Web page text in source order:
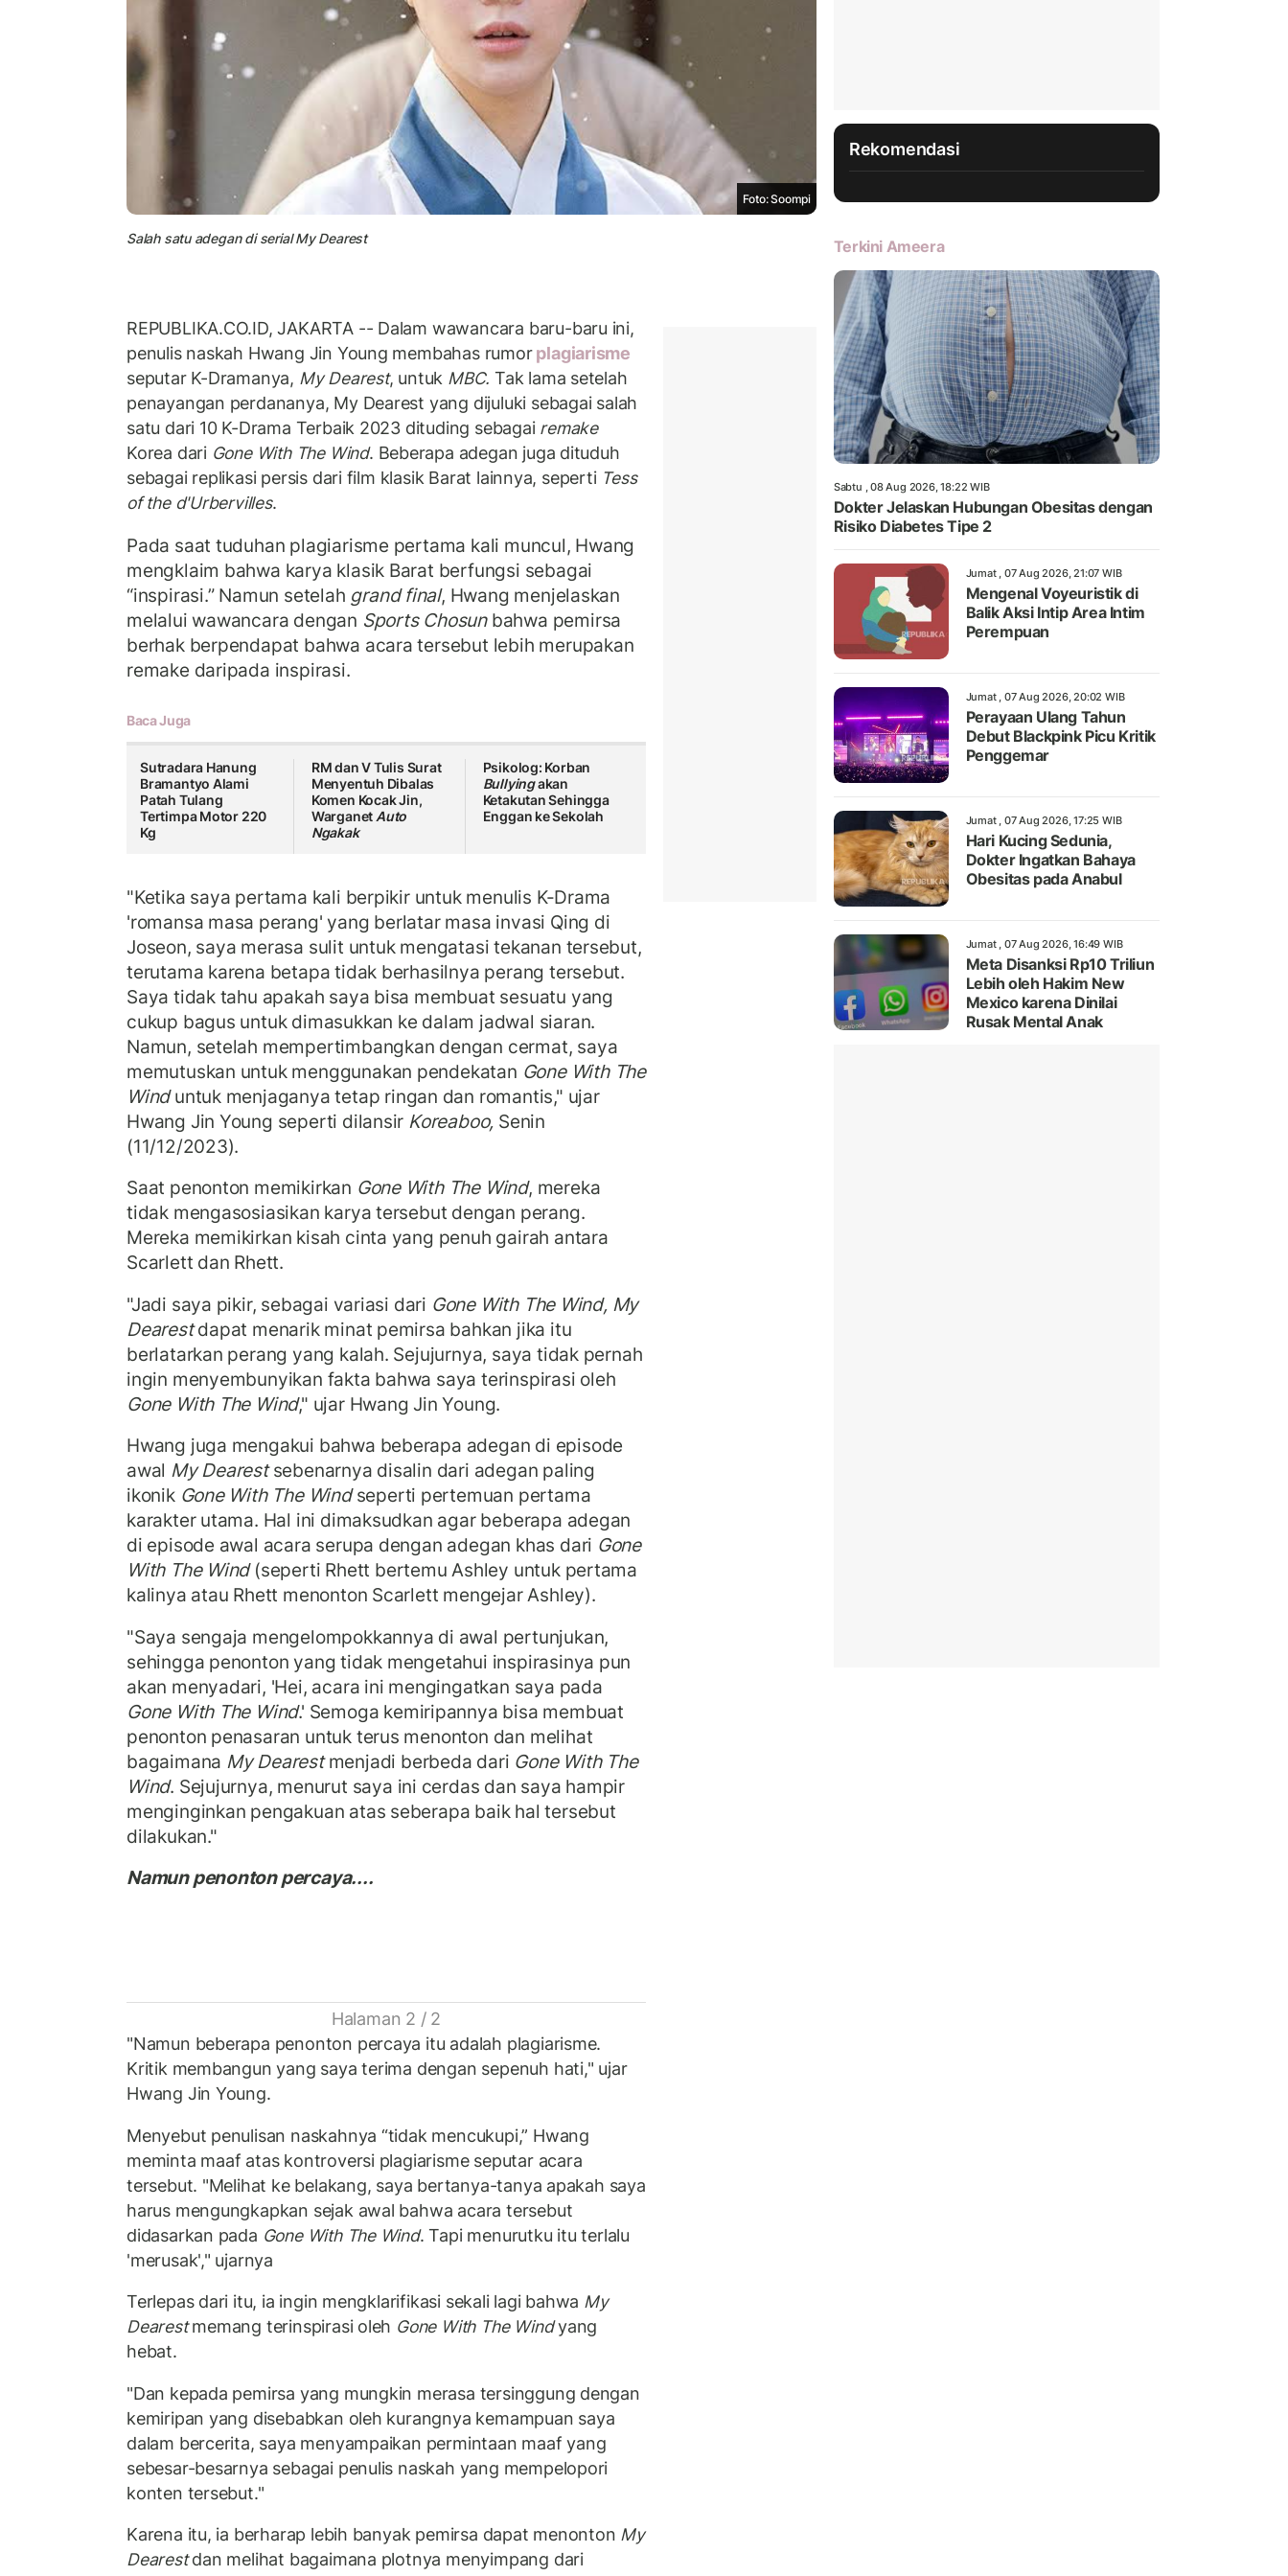
Foto: Soompi
Salah satu adegan di serial My Dearest
REPUBLIKA.CO.ID, JAKARTA -- Dalam wawancara baru-baru ini,
penulis naskah Hwang Jin Young membahas rumorplagiarisme
seputar K-Dramanya, My Dearest, untuk MBC. Tak lama setelah
penayangan perdananya, My Dearest yang dijuluki sebagai salah
satu dari 10 K-Drama Terbaik 2023 dituding sebagai remake
Korea dari Gone With The Wind. Beberapa adegan juga dituduh
sebagai replikasi persis dari film klasik Barat lainnya, seperti Tess
of the d'Urbervilles.
Pada saat tuduhan plagiarisme pertama kali muncul, Hwang
mengklaim bahwa karya klasik Barat berfungsi sebagai
“inspirasi.” Namun setelah grand final, Hwang menjelaskan
melalui wawancara dengan Sports Chosunbahwa pemirsa
berhak berpendapat bahwa acara tersebut lebih merupakan
remake daripada inspirasi.
Baca Juga
Sutradara Hanung
Bramantyo Alami
Patah Tulang
Tertimpa Motor 220
Kg
RM dan V Tulis Surat
Menyentuh Dibalas
Komen Kocak Jin,
Warganet Auto
Ngakak
Psikolog: Korban
Bullyingakan
Ketakutan Sehingga
Enggan ke Sekolah
"Ketika saya pertama kali berpikir untuk menulis K-Drama
'romansa masa perang' yang berlatar masa invasi Qing di
Joseon, saya merasa sulit untuk mengatasi tekanan tersebut,
terutama karena betapa tidak berhasilnya perang tersebut.
Saya tidak tahu apakah saya bisa membuat sesuatu yang
cukup bagus untuk dimasukkan ke dalam jadwal siaran.
Namun, setelah mempertimbangkan dengan cermat, saya
memutuskan untuk menggunakan pendekatan Gone With The
Winduntuk menjaganya tetap ringan dan romantis," ujar
Hwang Jin Young seperti dilansir Koreaboo, Senin
(11/12/2023).
Saat penonton memikirkan Gone With The Wind, mereka
tidak mengasosiasikan karya tersebut dengan perang.
Mereka memikirkan kisah cinta yang penuh gairah antara
Scarlett dan Rhett.
"Jadi saya pikir, sebagai variasi dari Gone With The Wind, My
Dearestdapat menarik minat pemirsa bahkan jika itu
berlatarkan perang yang kalah. Sejujurnya, saya tidak pernah
ingin menyembunyikan fakta bahwa saya terinspirasi oleh
Gone With The Wind," ujar Hwang Jin Young.
Hwang juga mengakui bahwa beberapa adegan di episode
awal My Dearestsebenarnya disalin dari adegan paling
ikonik Gone With The Windseperti pertemuan pertama
karakter utama. Hal ini dimaksudkan agar beberapa adegan
di episode awal acara serupa dengan adegan khas dari Gone
With The Wind(seperti Rhett bertemu Ashley untuk pertama
kalinya atau Rhett menonton Scarlett mengejar Ashley).
"Saya sengaja mengelompokkannya di awal pertunjukan,
sehingga penonton yang tidak mengetahui inspirasinya pun
akan menyadari, 'Hei, acara ini mengingatkan saya pada
Gone With The Wind.' Semoga kemiripannya bisa membuat
penonton penasaran untuk terus menonton dan melihat
bagaimana My Dearestmenjadi berbeda dari Gone With The
Wind. Sejujurnya, menurut saya ini cerdas dan saya hampir
menginginkan pengakuan atas seberapa baik hal tersebut
dilakukan."
Namun penonton percaya....
Halaman 2 / 2
"Namun beberapa penonton percaya itu adalah plagiarisme.
Kritik membangun yang saya terima dengan sepenuh hati," ujar
Hwang Jin Young.
Menyebut penulisan naskahnya “tidak mencukupi,” Hwang
meminta maaf atas kontroversi plagiarisme seputar acara
tersebut. "Melihat ke belakang, saya bertanya-tanya apakah saya
harus mengungkapkan sejak awal bahwa acara tersebut
didasarkan pada Gone With The Wind. Tapi menurutku itu terlalu
'merusak'," ujarnya
Terlepas dari itu, ia ingin mengklarifikasi sekali lagi bahwa My
Dearestmemang terinspirasi oleh Gone With The Windyang
hebat.
"Dan kepada pemirsa yang mungkin merasa tersinggung dengan
kemiripan yang disebabkan oleh kurangnya kemampuan saya
dalam bercerita, saya menyampaikan permintaan maaf yang
sebesar-besarnya sebagai penulis naskah yang mempelopori
konten tersebut."
Karena itu, ia berharap lebih banyak pemirsa dapat menonton My
Dearestdan melihat bagaimana plotnya menyimpang dari
Rekomendasi
Terkini Ameera
Sabtu , 08 Aug 2026, 18:22 WIB
Dokter Jelaskan Hubungan Obesitas dengan
Risiko Diabetes Tipe 2
Jumat , 07 Aug 2026, 21:07 WIB
Mengenal Voyeuristik di
Balik Aksi Intip Area Intim
Perempuan
Jumat , 07 Aug 2026, 20:02 WIB
Perayaan Ulang Tahun
Debut Blackpink Picu Kritik
Penggemar
Jumat , 07 Aug 2026, 17:25 WIB
Hari Kucing Sedunia,
Dokter Ingatkan Bahaya
Obesitas pada Anabul
Jumat , 07 Aug 2026, 16:49 WIB
Meta Disanksi Rp10 Triliun
Lebih oleh Hakim New
Mexico karena Dinilai
Rusak Mental Anak